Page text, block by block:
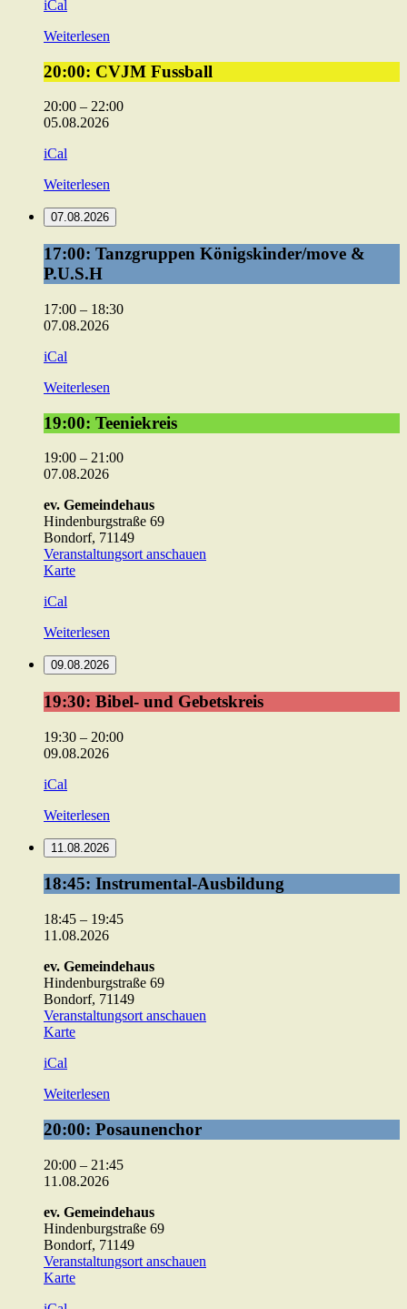
iCal
Weiterlesen
20:00:
CVJM
Fussball
20:00: CVJM Fussball
20:00 – 22:00
05.08.2026
iCal
Weiterlesen
07.08.2026
17:00:
Tanzgruppen
Königskinder/move
P.U.S.H
17:00: Tanzgruppen Königskinder/move &
P.U.S.H
17:00 – 18:30
07.08.2026
iCal
Weiterlesen
19:00:
Teeniekreis
19:00: Teeniekreis
19:00 – 21:00
07.08.2026
ev. Gemeindehaus
Hindenburgstraße 69
Bondorf, 71149
Veranstaltungsort anschauen
Karteev.
iCal
Weiterlesen
09.08.2026
19:30:
Bibel-
und
Gebetskreis
19:30: Bibel- und Gebetskreis
19:30 – 20:00
09.08.2026
iCal
Weiterlesen
11.08.2026
18:45:
Instrumental-
Ausbildung
18:45: Instrumental-Ausbildung
18:45 – 19:45
11.08.2026
ev. Gemeindehaus
Hindenburgstraße 69
Bondorf, 71149
Veranstaltungsort anschauen
Karteev.
iCal
Weiterlesen
20:00:
Posaunenchor
20:00: Posaunenchor
20:00 – 21:45
11.08.2026
ev. Gemeindehaus
Hindenburgstraße 69
Bondorf, 71149
Veranstaltungsort anschauen
Karteev.